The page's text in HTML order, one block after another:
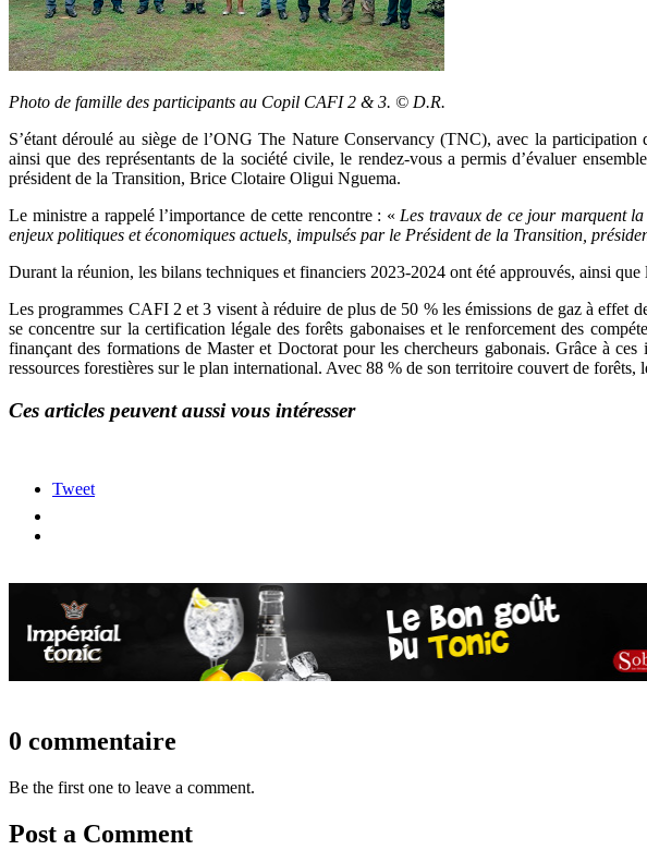
Photo de famille des participants au Copil CAFI 2 & 3. © D.R.
S’étant déroulé au siège de l’ONG The Nature Conservancy (TNC), avec la
ainsi que des représentants de la société civile, le rendez-vous a permis d’évaluer
président de la Transition, Brice Clotaire Oligui Nguema.
Le ministre a rappelé l’importance de cette rencontre : « Les travaux de ce jour marquent
enjeux politiques et économiques actuels, impulsés par le Président de la Transition,
Durant la réunion, les bilans techniques et financiers 2023-2024 ont été approuvés, ainsi
Les programmes CAFI 2 et 3 visent à réduire de plus de 50 % les émissions de gaz à effet
se concentre sur la certification légale des forêts gabonaises et le renforcement des
finançant des formations de Master et Doctorat pour les chercheurs gabonais. Grâce à
ressources forestières sur le plan international. Avec 88 % de son territoire couvert de
Ces articles peuvent aussi vous intéresser
Tweet
0 commentaire
Be the first one to leave a comment.
Post a Comment